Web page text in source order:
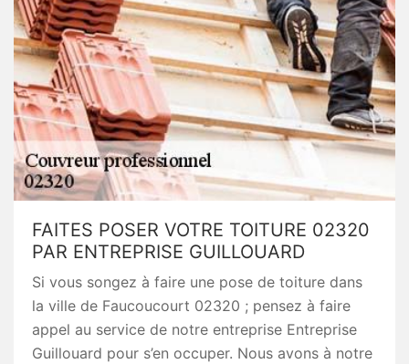
FAITES POSER VOTRE TOITURE 02320
PAR ENTREPRISE GUILLOUARD
Si vous songez à faire une pose de toiture dans
la ville de Faucoucourt 02320 ; pensez à faire
appel au service de notre entreprise Entreprise
Guillouard pour s’en occuper. Nous avons à notre